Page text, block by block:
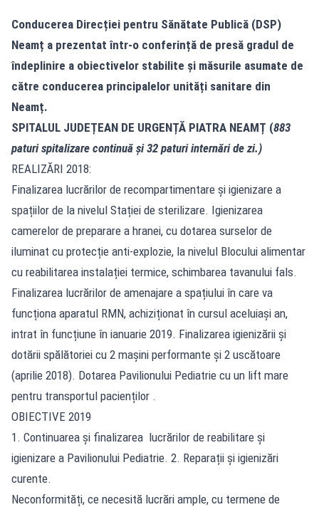
Conducerea Direcției pentru Sănătate Publică (DSP)
Neamț a prezentat într-o conferință de presă gradul de
îndeplinire a obiectivelor stabilite și măsurile asumate de
către conducerea principalelor unități sanitare din
Neamț.
SPITALUL JUDEȚEAN DE URGENȚĂ PIATRA NEAMȚ (883
paturi spitalizare continuă și 32 paturi internări de zi.)
REALIZĂRI 2018:
Finalizarea lucrărilor de recompartimentare și igienizare a
spațiilor de la nivelul Stației de sterilizare. Igienizarea
camerelor de preparare a hranei, cu dotarea surselor de
iluminat cu protecție anti-explozie, la nivelul Blocului alimentar
cu reabilitarea instalației termice, schimbarea tavanului fals.
Finalizarea lucrărilor de amenajare a spațiului în care va
funcționa aparatul RMN, achiziționat în cursul aceluiași an,
intrat în funcțiune în ianuarie 2019. Finalizarea igienizării și
dotării spălătoriei cu 2 mașini performante și 2 uscătoare
(aprilie 2018). Dotarea Pavilionului Pediatrie cu un lift mare
pentru transportul pacienților .
OBIECTIVE 2019
1. Continuarea și finalizarea lucrărilor de reabilitare și
igienizare a Pavilionului Pediatrie. 2. Reparații și igienizări
curente.
Neconformități, ce necesită lucrări ample, cu termene de